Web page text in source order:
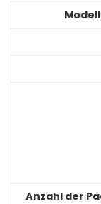
Anzahl der